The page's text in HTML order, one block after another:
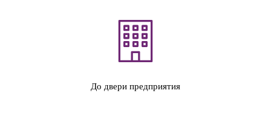
До двери предприятия